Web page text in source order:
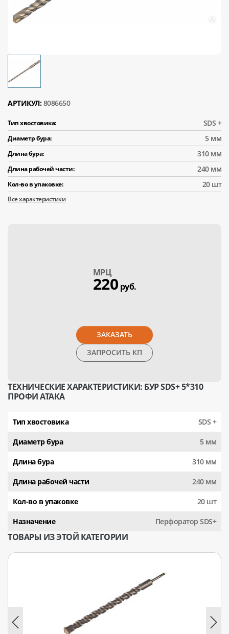
АРТИКУЛ: 8086650
Тип хвостовика: SDS +
Диаметр бура: 5 мм
Длина бура: 310 мм
Длина рабочей части: 240 мм
Кол-во в упаковке: 20 шт
Все характеристики
МPЦ
220 руб.
ЗАКАЗАТЬ
ЗАПРОСИТЬ КП
ТЕХНИЧЕСКИЕ ХАРАКТЕРИСТИКИ: БУР SDS+ 5*310
ПРОФИ АТАКА
Тип хвостовика SDS +
Диаметр бура 5 мм
Длина бура 310 мм
Длина рабочей части 240 мм
Кол-во в упаковке 20 шт
Назначение Перфоратор SDS+
ТОВАРЫ ИЗ ЭТОЙ КАТЕГОРИИ